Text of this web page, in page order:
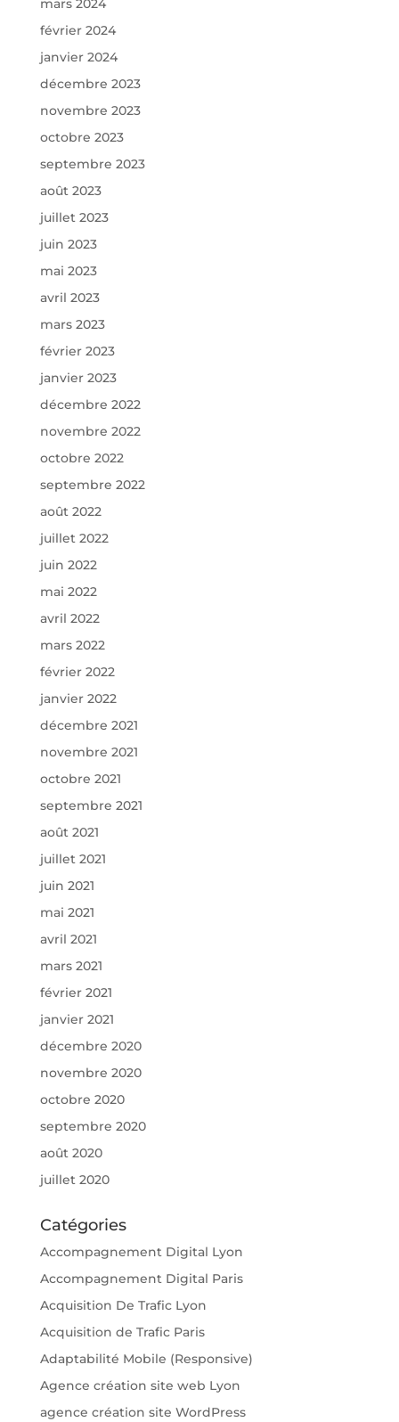
mars 2024
février 2024
janvier 2024
décembre 2023
novembre 2023
octobre 2023
septembre 2023
août 2023
juillet 2023
juin 2023
mai 2023
avril 2023
mars 2023
février 2023
janvier 2023
décembre 2022
novembre 2022
octobre 2022
septembre 2022
août 2022
juillet 2022
juin 2022
mai 2022
avril 2022
mars 2022
février 2022
janvier 2022
décembre 2021
novembre 2021
octobre 2021
septembre 2021
août 2021
juillet 2021
juin 2021
mai 2021
avril 2021
mars 2021
février 2021
janvier 2021
décembre 2020
novembre 2020
octobre 2020
septembre 2020
août 2020
juillet 2020
Catégories
Accompagnement Digital Lyon
Accompagnement Digital Paris
Acquisition De Trafic Lyon
Acquisition de Trafic Paris
Adaptabilité Mobile (Responsive)
Agence création site web Lyon
agence création site WordPress